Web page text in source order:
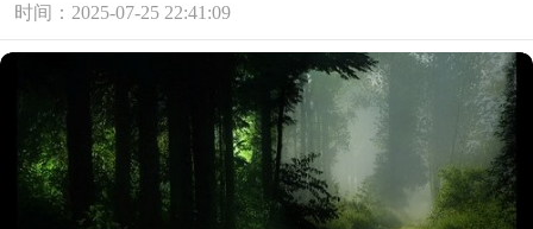
时间：2025-07-25 22:41:09